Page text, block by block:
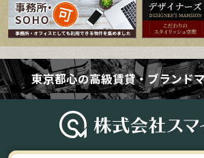
東京都心の高級賃貸・ブランド